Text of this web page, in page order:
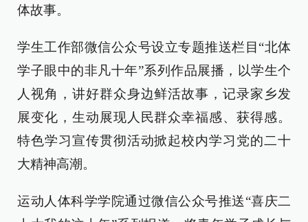
体故事。
学生工作部微信公众号设立专题推送栏目“北体
学子眼中的非凡十年”系列作品展播，以学生个
人视角，讲好群众身边鲜活故事，记录家乡发
展变化，生动展现人民群众幸福感、获得感。
特色学习宣传贯彻活动掀起校内学习党的二十
大精神高潮。
运动人体科学学院通过微信公众号推送“喜庆二